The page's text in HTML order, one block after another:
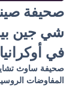
صحيفة
شي جين
في أوكرانيا
صحيفة ساوث
المفاوضات